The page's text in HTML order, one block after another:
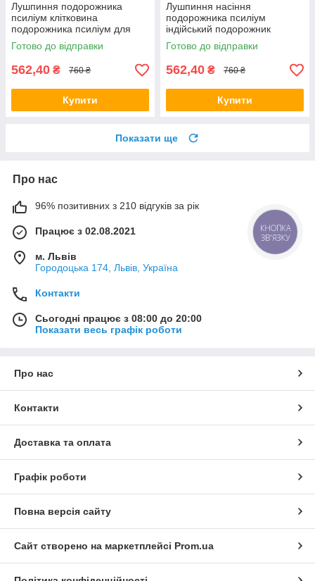
Лушпиння подорожника
псиліум клітковина
подорожника псиліум для
схуднення Targroch 500 г
Готово до відправки
562,40 ₴ 760 ₴
Купити
Лушпиння насіння
подорожника псиліум
індійський подорожник
дієтичний псиліум Targroch
500 г
Готово до відправки
562,40 ₴ 760 ₴
Купити
Показати ще
Про нас
96% позитивних з 210 відгуків за рік
Працює з 02.08.2021
м. Львів
Городоцька 174, Львів, Україна
Контакти
Сьогодні працює з 08:00 до 20:00
Показати весь графік роботи
Про нас
Контакти
Доставка та оплата
Графік роботи
Повна версія сайту
Сайт створено на маркетплейсі Prom.ua
КНОПКА
ЗВ'ЯЗКУ